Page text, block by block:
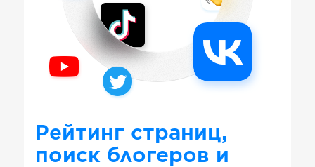
Рейтинг страниц,
поиск блогеров и